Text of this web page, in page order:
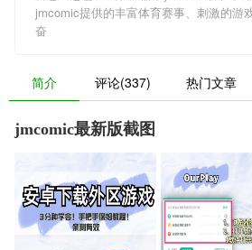
jmcomic提供的丰富体育赛事、刺激的游
奋
简介 评论(337) 热门文章
jmcomic最新版截图